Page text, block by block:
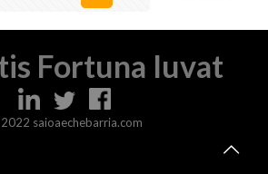
Fortuna Iuvat
saioaechebarria.com